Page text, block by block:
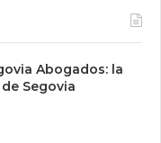
Abogados: la
Segovia